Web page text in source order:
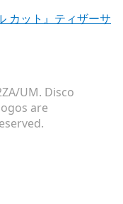
カット』ティザーサ
UM. Disco
are